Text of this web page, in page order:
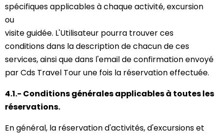
spécifiques applicables à chaque activité, excursion
ou
visite guidée. L'Utilisateur pourra trouver ces
conditions dans la description de chacun de ces
services, ainsi que dans l'email de confirmation envoyé
par Cds Travel Tour une fois la réservation effectuée.
4.1.- Conditions générales applicables à toutes les
réservations.
En général, la réservation d'activités, d'excursions et